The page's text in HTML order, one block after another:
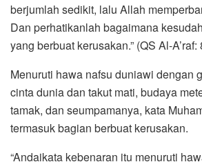
berjumlah sedikit, lalu Allah
Dan perhatikanlah bagaimana
yang berbuat kerusakan.” (QS Al-A’raf:
Menuruti hawa nafsu duniawi dengan
cinta dunia dan takut mati, budaya
tamak, dan seumpamanya, kata
termasuk bagian berbuat kerusakan.
“Andaikata kebenaran itu menuruti